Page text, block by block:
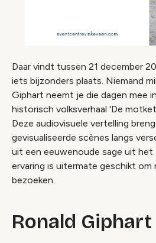
Daar vindt tussen 21 december
iets bijzonders plaats. Niemand
Giphart neemt je die dagen mee
historisch volksverhaal 'De
Deze audiovisuele vertelling
gevisualiseerde scènes langs
uit een eeuwenoude sage uit het
ervaring is uitermate geschikt om
bezoeken.
Ronald Giphart